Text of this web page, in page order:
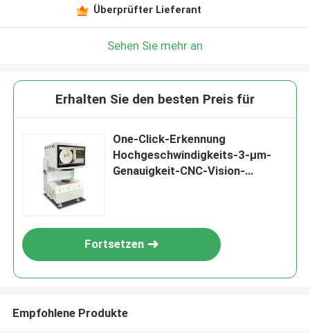
Überprüfter Lieferant
Sehen Sie mehr an
Erhalten Sie den besten Preis für
One-Click-Erkennung
Hochgeschwindigkeits-3-μm-
Genauigkeit-CNC-Vision-
Fortsetzen
Empfohlene Produkte